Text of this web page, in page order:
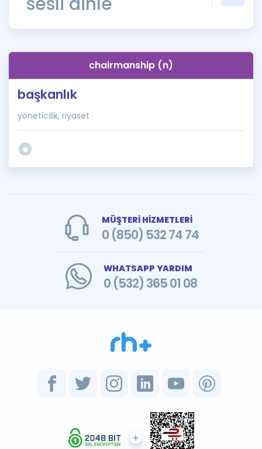
Kampanyalar
İngilizce Gramerchairmanship (n)
başkanlık
yöneticilik, riyaset
MÜŞTERİ HİZMETLERİ
0 (850) 532 74 74
WHATSAPP YARDIM
0 (532) 365 01 08